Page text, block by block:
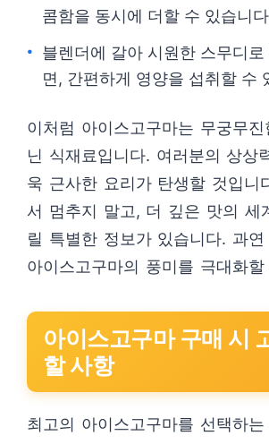
콤함을 동시에 더할 수 있습니
블렌더에 갈아 시원한 스무디로
면, 간편하게 영양을 섭취할 수
이처럼 아이스고구마는 무궁무
닌 식재료입니다. 여러분의 상상
욱 근사한 요리가 탄생할 것입니
서 멈추지 말고, 더 깊은 맛의 세
릴 특별한 정보가 있습니다. 과
아이스고구마의 풍미를 극대화
아이스고구마 구매 시
할 사항
최고의 아이스고구마를 선택하